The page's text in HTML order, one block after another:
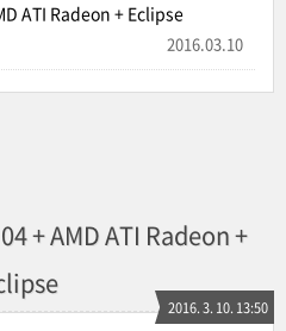
ATI Radeon + Eclipse
2016.03.10
+ AMD ATI Radeon +
2016. 3. 10. 13:50